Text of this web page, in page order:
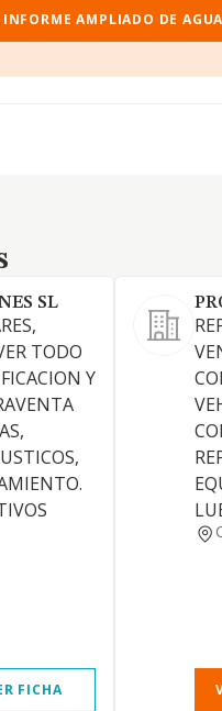
INFORME AMPLIADO DE
SL
TODO
Y
FICHA